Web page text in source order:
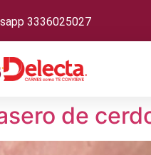
3336025027
de